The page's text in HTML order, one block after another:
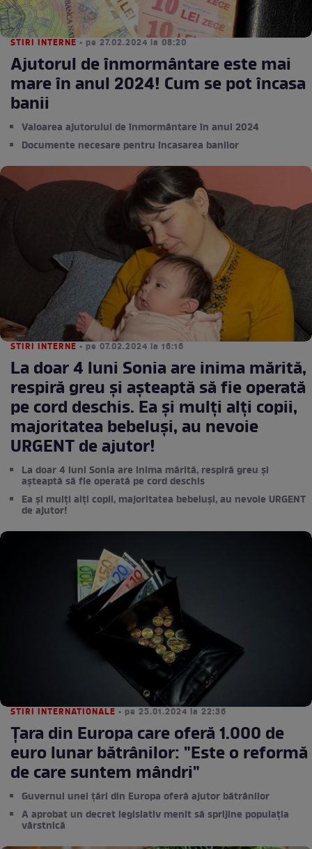
STIRI INTERNE • pe 27.02.2024 la 08:20
Ajutorul de înmormântare este mai
mare în anul 2024! Cum se pot încasa
banii
Valoarea ajutorului de înmormântare în anul 2024
Documente necesare pentru încasarea banilor
STIRI INTERNE • pe 07.02.2024 la 16:16
La doar 4 luni Sonia are inima mărită,
respiră greu și așteaptă să fie operată
pe cord deschis. Ea și mulți alți copii,
majoritatea bebeluși, au nevoie
URGENT de ajutor!
La doar 4 luni Sonia are inima mărită, respiră greu și
așteaptă să fie operată pe cord deschis
Ea și mulți alți copii, majoritatea bebeluși, au nevoie URGENT
de ajutor!
STIRI INTERNATIONALE • pe 25.01.2024 la 22:36
Țara din Europa care oferă 1.000 de
euro lunar bătrânilor: "Este o reformă
de care suntem mândri"
Guvernul unei țări din Europa oferă ajutor bătrânilor
A aprobat un decret legislativ menit să sprijine populația
vârstnică